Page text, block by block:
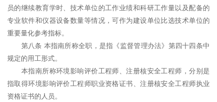
员的继续教育学时、技术单位的工作业绩和科研工作量以及配备的
专业软件和仪器设备数量等情况，可作为建设单位比选技术单位的
重要量化参考指标。
第八条 本指南所称全职，是指《监督管理办法》第四十四条中
规定的用工形式。
本指南所称环境影响评价工程师、注册核安全工程师，分别是
指取得环境影响评价工程师职业资格证书、注册核安全工程师执业
资格证书的人员。